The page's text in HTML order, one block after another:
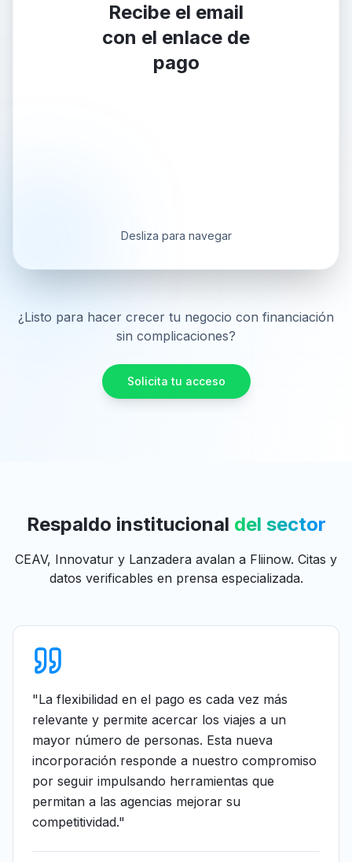
Recibe el email
con el enlace de
pago
Desliza para navegar
¿Listo para hacer crecer tu negocio con financiación
sin complicaciones?
Solicita tu acceso
Respaldo institucional del sector
CEAV, Innovatur y Lanzadera avalan a Fliinow. Citas y
datos verificables en prensa especializada.
"La flexibilidad en el pago es cada vez más
relevante y permite acercar los viajes a un
mayor número de personas. Esta nueva
incorporación responde a nuestro compromiso
por seguir impulsando herramientas que
permitan a las agencias mejorar su
competitividad."